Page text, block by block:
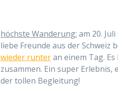
höchste Wanderung: am 20.
liebe Freunde aus der Schweiz
wieder runteran einem Tag.
zusammen. Ein super
der tollen Begleitung!